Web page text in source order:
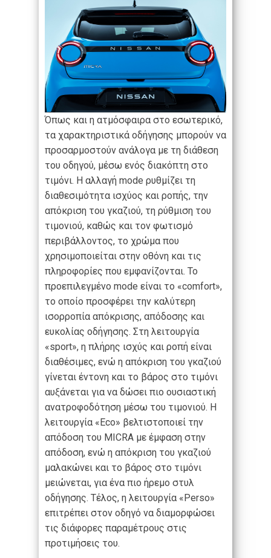
Όπως και η ατμόσφαιρα στο εσωτερικό,
τα χαρακτηριστικά οδήγησης μπορούν να
προσαρμοστούν ανάλογα με τη διάθεση
του οδηγού, μέσω ενός διακόπτη στο
τιμόνι. Η αλλαγή mode ρυθμίζει τη
διαθεσιμότητα ισχύος και ροπής, την
απόκριση του γκαζιού, τη ρύθμιση του
τιμονιού, καθώς και τον φωτισμό
περιβάλλοντος, το χρώμα που
χρησιμοποιείται στην οθόνη και τις
πληροφορίες που εμφανίζονται. Το
προεπιλεγμένο mode είναι το «comfort»,
το οποίο προσφέρει την καλύτερη
ισορροπία απόκρισης, απόδοσης και
ευκολίας οδήγησης. Στη λειτουργία
«sport», η πλήρης ισχύς και ροπή είναι
διαθέσιμες, ενώ η απόκριση του γκαζιού
γίνεται έντονη και το βάρος στο τιμόνι
αυξάνεται για να δώσει πιο ουσιαστική
ανατροφοδότηση μέσω του τιμονιού. Η
λειτουργία «Eco» βελτιστοποιεί την
απόδοση του MICRA με έμφαση στην
απόδοση, ενώ η απόκριση του γκαζιού
μαλακώνει και το βάρος στο τιμόνι
μειώνεται, για ένα πιο ήρεμο στυλ
οδήγησης. Τέλος, η λειτουργία «Perso»
επιτρέπει στον οδηγό να διαμορφώσει
τις διάφορες παραμέτρους στις
προτιμήσεις του.